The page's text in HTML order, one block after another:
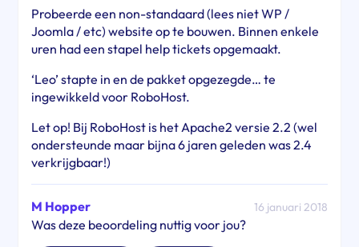
Probeerde een non-standaard (lees niet WP /
Joomla / etc) website op te bouwen. Binnen enkele
uren had een stapel help tickets opgemaakt.
‘Leo’ stapte in en de pakket opgezegde… te
ingewikkeld voor RoboHost.
Let op! Bij RoboHost is het Apache2 versie 2.2 (wel
ondersteunde maar bijna 6 jaren geleden was 2.4
verkrijgbaar!)
M Hopper 16 januari 2018
Was deze beoordeling nuttig voor jou?